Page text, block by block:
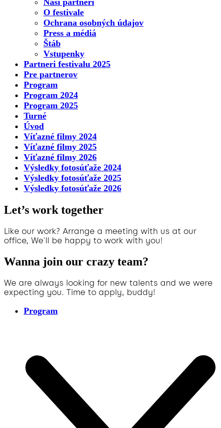
Naši partneri
O festivale
Ochrana osobných údajov
Press a médiá
Štáb
Vstupenky
Partneri festivalu 2025
Pre partnerov
Program
Program 2024
Program 2025
Turné
Úvod
Víťazné filmy 2024
Víťazné filmy 2025
Víťazné filmy 2026
Výsledky fotosúťaže 2024
Výsledky fotosúťaže 2025
Výsledky fotosúťaže 2026
Let’s work together
Like our work? Arrange a meeting with us at our
office, We'll be happy to work with you!
Wanna join our crazy team?
We are always looking for new talents and we were
expecting you. Time to apply, buddy!
Program